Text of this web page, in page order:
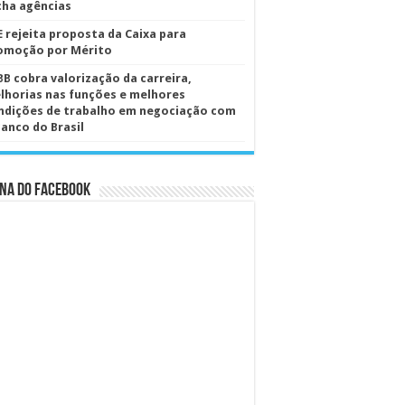
agências
rejeita proposta da Caixa para
por Mérito
cobra valorização da carreira,
nas funções e melhores
de trabalho em negociação com
do Brasil
do Facebook